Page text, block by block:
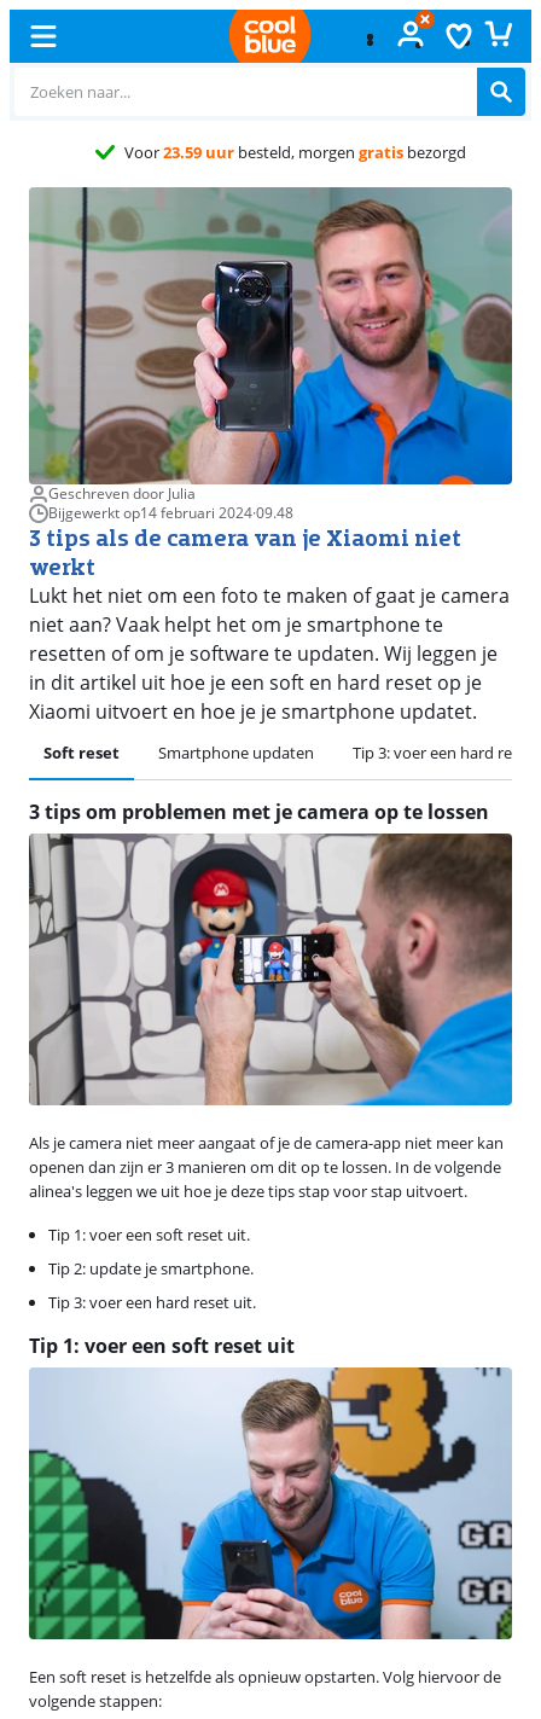
Gratisruilen
Geschreven door Julia
Bijgewerkt op14 februari 2024·09.48
3 tips als de camera van je Xiaomi niet
werkt
Lukt het niet om een foto te maken of gaat je camera
niet aan? Vaak helpt het om je smartphone te
resetten of om je software te updaten. Wij leggen je
in dit artikel uit hoe je een soft en hard reset op je
Xiaomi uitvoert en hoe je je smartphone updatet.
Soft reset Smartphone updaten Tip 3: voer een hard reset
3 tips om problemen met je camera op te lossen
Als je camera niet meer aangaat of je de camera-app niet meer kan
openen dan zijn er 3 manieren om dit op te lossen. In de volgende
alinea's leggen we uit hoe je deze tips stap voor stap uitvoert.
Tip 1: voer een soft reset uit.
Tip 2: update je smartphone.
Tip 3: voer een hard reset uit.
Tip 1: voer een soft reset uit
Een soft reset is hetzelfde als opnieuw opstarten. Volg hiervoor de
volgende stappen: